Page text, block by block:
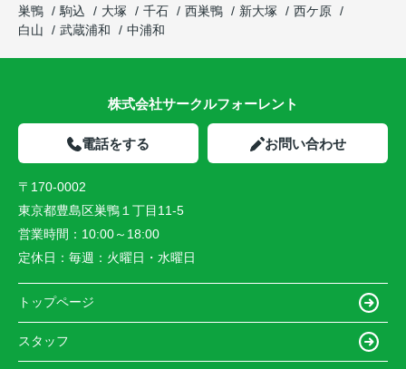
巣鴨
駒込 大塚 千石 西巣鴨 新大塚
西ケ原
白山
武蔵浦和 中浦和
株式会社サークルフォーレント
電話をする お問い合わせ
〒170-0002
東京都豊島区巣鴨１丁目11-5
営業時間： 10:00～18:00
定休日： 毎週：火曜日・水曜日
トップページ
スタッフ